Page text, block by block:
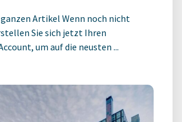
Artikel Wenn noch nicht
Sie sich jetzt Ihren
um auf die neusten ...